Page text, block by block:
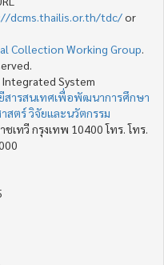
dcms.thailis.or.th/tdc/or
Collection Working Group.
Integrated System
สารสนเทศเพื่อพัฒนาการศึกษา
สตร์ วิจัยและนวัตกรรม
เทวี กรุงเทพ 10400 โทร. โทร.